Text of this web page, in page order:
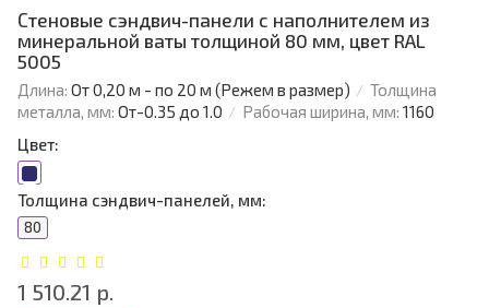
Стеновые сэндвич-панели с наполнителем из
минеральной ваты толщиной 80 мм, цвет RAL
5005
Длина: От 0,20 м - по 20 м (Режем в размер)
Толщина
металла, мм: От-0.35 до 1.0 Рабочая ширина, мм: 1160
Цвет:
Толщина сэндвич-панелей, мм:
80
1 510.21 р.